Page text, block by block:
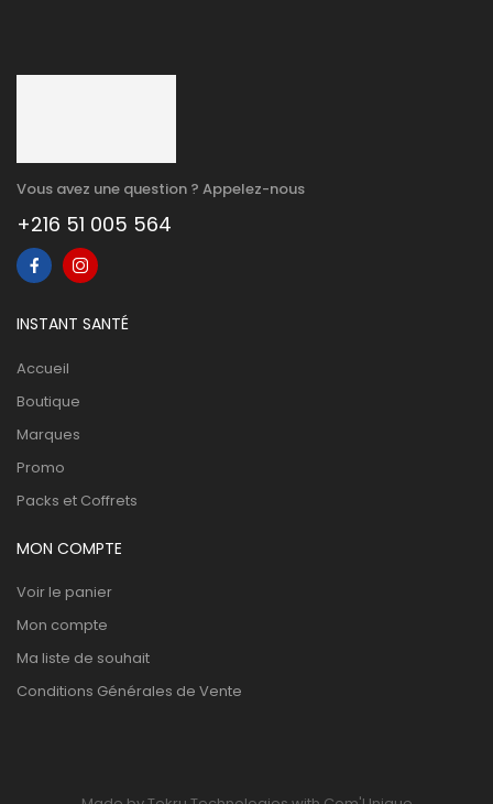
Vous avez une question ? Appelez-nous
+216 51 005 564
INSTANT SANTÉ
Accueil
Boutique
Marques
Promo
Packs et Coffrets
MON COMPTE
Voir le panier
Mon compte
Ma liste de souhait
Conditions Générales de Vente